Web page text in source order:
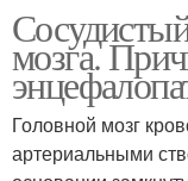
мозга.
Головной мозг
артериальными